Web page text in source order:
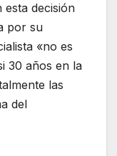
esta decisión
por su
«no es
30 años en la
las
del